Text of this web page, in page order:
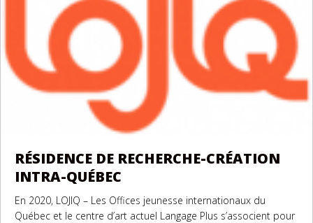
RÉSIDENCE DE RECHERCHE-CRÉATION
INTRA-QUÉBEC
En 2020, LOJIQ – Les Offices jeunesse internationaux du
Québec et le centre d’art actuel Langage Plus s’associent pour